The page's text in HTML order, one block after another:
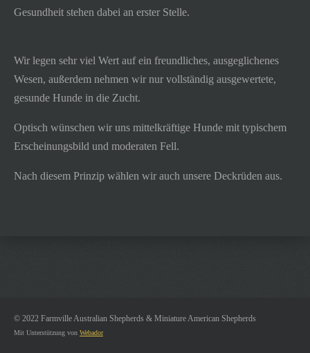
Gesundheit stehen dabei an erster Stelle.
Wir legen sehr viel Wert auf ein freundliches, ausgeglichenes
Wesen, außerdem nehmen wir nur vollständig ausgewertete,
gesunde Hunde in die Zucht.
Optisch wünschen wir uns mittelkräftige Hunde mit typischem
Erscheinungsbild und moderaten Fell.
Nach diesem Prinzip wählen wir auch unsere Deckrüden aus.
© 2022 Farmville Australian Shepherds & Miniature American Shepherds
Mit Unterstützung von Webador